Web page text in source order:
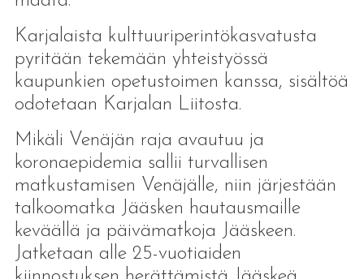
Karjalaista kulttuuriperintökasvatusta
pyritään tekemään yhteistyössä
kaupunkien opetustoimen kanssa, sisältöä
odotetaan Karjalan Liitosta.
Mikäli Venäjän raja avautuu ja
koronaepidemia sallii turvallisen
matkustamisen Venäjälle, niin järjestään
talkoomatka Jääsken hautausmaille
keväällä ja päivämatkoja Jääskeen.
Jatketaan alle 25-vuotiaiden